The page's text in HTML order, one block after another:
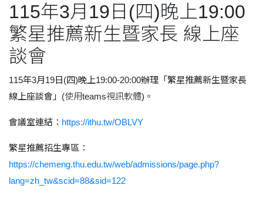
115年3月19日(四)晚上19:00
繁星推薦新生暨家長 線上座
談會
115年3月19日(四)晚上19:00-20:00辦理「繁星推薦新生暨家長
線上座談會」 (使用teams視訊軟體)。
會議室連結： https://ithu.tw/OBLVY
繁星推薦招生專區：
https://chemeng.thu.edu.tw/web/admissions/page.php?
lang=zh_tw&scid=88&sid=122